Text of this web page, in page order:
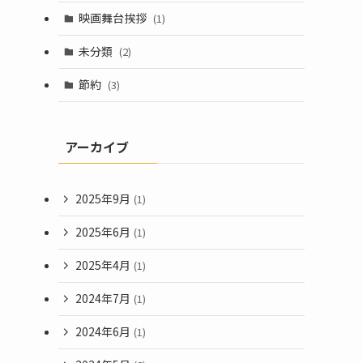
映画舞台挨拶 (1)
未分類 (2)
節約 (3)
アーカイブ
2025年9月 (1)
2025年6月 (1)
2025年4月 (1)
2024年7月 (1)
2024年6月 (1)